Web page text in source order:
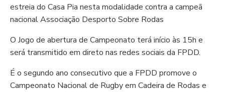
estreia do Casa Pia nesta modalidade contra a campeã
nacionalAssociação Desporto Sobre Rodas
O Jogo de abertura de Campeonato terá início às 15h e
será transmitido em direto nas redes sociais da FPDD.
É o segundo ano consecutivo que a FPDD promove o
Campeonato Nacional de Rugby em Cadeira de Rodas e